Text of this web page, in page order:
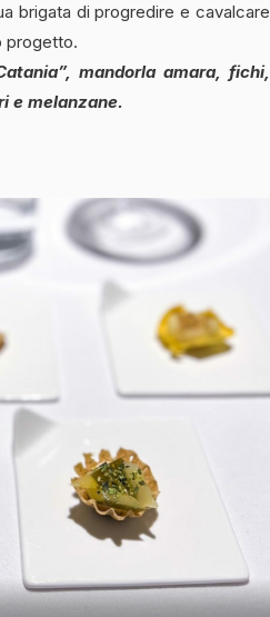
brigata di progredire e cavalcare
progetto.
mandorla amara, fichi,
e melanzane.